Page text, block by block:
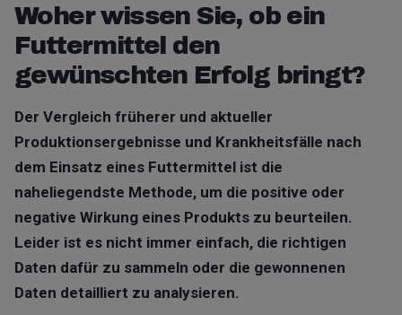
Woher wissen Sie, ob ein
Futtermittel den
gewünschten Erfolg bringt?
Der Vergleich früherer und aktueller
Produktionsergebnisse und Krankheitsfälle nach
dem Einsatz eines Futtermittel ist die
naheliegendste Methode, um die positive oder
negative Wirkung eines Produkts zu beurteilen.
Leider ist es nicht immer einfach, die richtigen
Daten dafür zu sammeln oder die gewonnenen
Daten detailliert zu analysieren.